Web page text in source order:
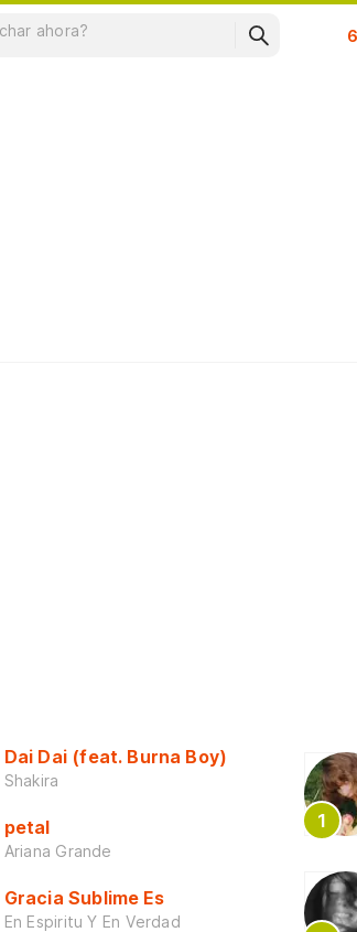
Dai Dai (feat. Burna Boy)
Shakira
petal
Ariana Grande
Gracia Sublime Es
En Espiritu Y En Verdad